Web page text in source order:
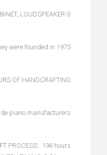
3-WAY FLOORSTANDING, DOUBLE CABINET, LOUDSPEAKER
were founded in 1975.
OF HANDCRAFTING.
piano manufacturers.
PROCESS . 196 hours